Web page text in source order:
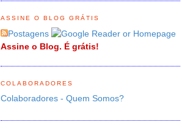
ASSINE O BLOG GRÁTIS
Postagens
Assine o Blog. É grátis!
COLABORADORES
Colaboradores - Quem Somos?